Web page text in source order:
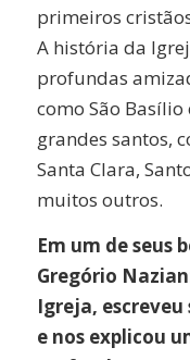
primeiros
A história da
profundas
como São Basílio
grandes santos,
Santa Clara,
muitos outros.
Em um de seus
Gregório
Igreja, escreveu
e nos explicou